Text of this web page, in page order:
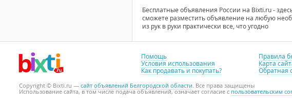
Бесплатные объявления России на Bixti.ru -
сможете разместить объявление на любую
из рук в руки практически все, что угодно
Помощь
Условия использования
Как продавать и покупать?
Правила
Карта
Обратная
Copyright © Bixti.ru — сайт объявлений Белгородской области. Все права защищены
Использование сайта, в том числе подача объявлений, означает согласие с пользовательским